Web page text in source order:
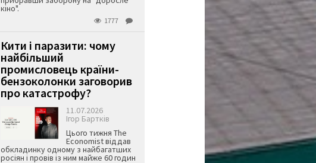
кіно".
1777
Кити і паразити: чому
найбільший
промисловець країни-
бензоколонки заговорив
про катастрофу?
11.07.2026
Ігор Бартків
Цього тижня The
Economist віддав
обкладинку одному з найбагатших
росіян і провів із ним майже 60 годин